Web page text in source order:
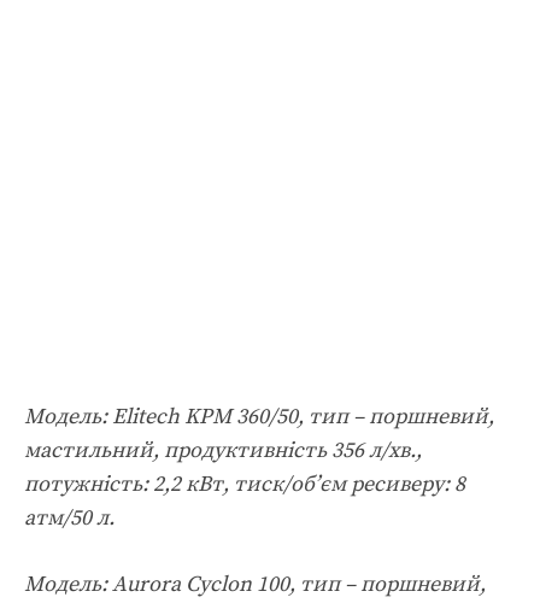
Модель: Elitech KPM 360/50, тип – поршневий,
мастильний, продуктивність 356 л/хв.,
потужність: 2,2 кВт, тиск/об’єм ресиверу: 8
атм/50 л.
Модель: Aurora Cyclon 100, тип – поршневий,